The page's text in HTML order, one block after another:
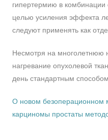
гипертермию в
целью усиления эффекта
следуют применять как
Несмотря на многолетнюю
нагревание опухолевой
день стандартным
О новом безоперационном
карциномы простаты